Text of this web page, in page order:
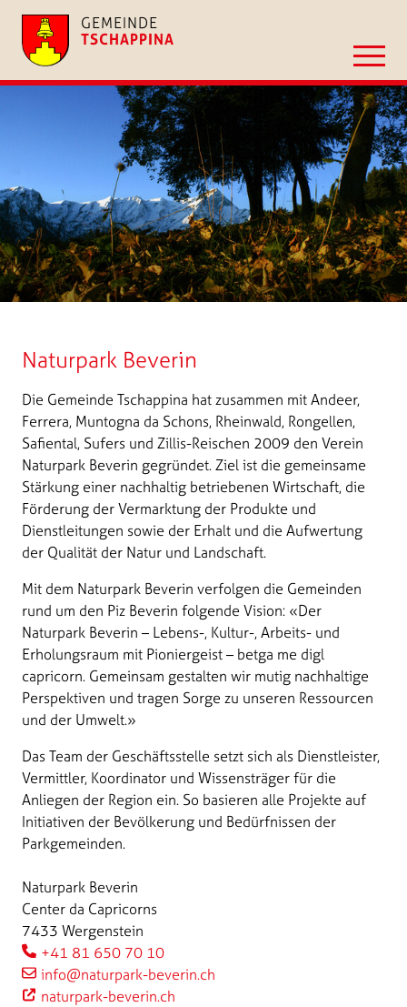
GEMEINDE
TSCHAPPINA
Naturpark Beverin
Die Gemeinde Tschappina hat zusammen mit Andeer,
Ferrera, Muntogna da Schons, Rheinwald, Rongellen,
Safiental, Sufers und Zillis-Reischen 2009 den Verein
Naturpark Beverin gegründet. Ziel ist die gemeinsame
Stärkung einer nachhaltig betriebenen Wirtschaft, die
Förderung der Vermarktung der Produkte und
Dienstleitungen sowie der Erhalt und die Aufwertung
der Qualität der Natur und Landschaft.
Mit dem Naturpark Beverin verfolgen die Gemeinden
rund um den Piz Beverin folgende Vision: «Der
Naturpark Beverin – Lebens-, Kultur-, Arbeits- und
Erholungsraum mit Pioniergeist – betga me digl
capricorn. Gemeinsam gestalten wir mutig nachhaltige
Perspektiven und tragen Sorge zu unseren Ressourcen
und der Umwelt.»
Das Team der Geschäftsstelle setzt sich als Dienstleister,
Vermittler, Koordinator und Wissensträger für die
Anliegen der Region ein. So basieren alle Projekte auf
Initiativen der Bevölkerung und Bedürfnissen der
Parkgemeinden.
Naturpark Beverin
Center da Capricorns
7433 Wergenstein
+41 81 650 70 10
info@naturpark-beverin.ch
naturpark-beverin.ch